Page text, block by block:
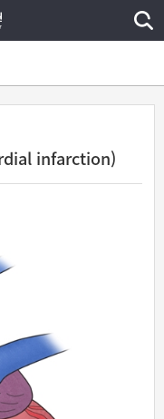
infarction)